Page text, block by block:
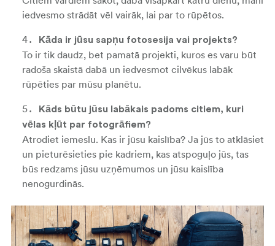
iedvesmo strādāt vēl vairāk, lai par to rūpētos.
Kāda ir jūsu sapņu fotosesija vai projekts?
To ir tik daudz, bet pamatā projekti, kuros es varu būt
radoša skaistā dabā un iedvesmot cilvēkus labāk
rūpēties par mūsu planētu.
Kāds būtu jūsu labākais padoms citiem, kuri
vēlas kļūt par fotogrāfiem?
Atrodiet iemeslu. Kas ir jūsu kaislība? Ja jūs to atklāsiet
un pieturēsieties pie kadriem, kas atspoguļo jūs, tas
būs redzams jūsu uzņēmumos un jūsu kaislība
nenogurdinās.